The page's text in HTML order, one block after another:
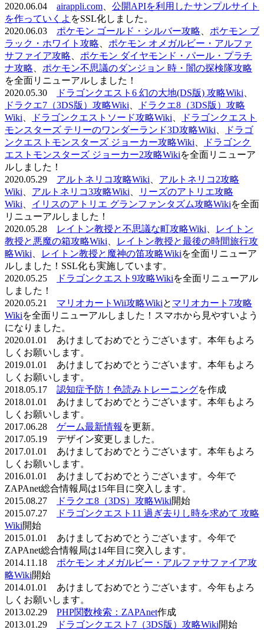
2020.06.04 airappli.com
公開APIを利用したサンプルサイト
を作っていくよ をSSL化しました。
2020.06.03 ポケモン ゴールド・シルバー攻略
ポケモン ブ
ラック・ホワイト攻略
ポケモン オメガルビー・アルファ
サファイア攻略
ポケモン ダイヤモンド・パール・プラチ
ナ攻略
ポケモン不思議のダンジョン 時・闇の探検隊攻略
を全面リニューアルしました！
2020.05.30
ドラゴンクエスト6 幻の大地(DS版) 攻略Wiki
ドラクエ7（3DS版）攻略Wiki
ドラクエ8（3DS版）攻略
Wiki
ドラゴンクエストソード攻略Wiki
ドラゴンクエスト
モンスターズ テリーのワンダーランド3D攻略Wiki
ドラゴ
ンクエストモンスターズ ジョーカー攻略Wiki
ドラゴンク
エストモンスターズ ジョーカー2攻略Wikiを全面リニューア
ルしました！
2020.05.29 アルトネリコ攻略Wiki
アルトネリコ2攻略
Wiki
アルトネリコ3攻略Wiki
リーズのアトリエ攻略
Wiki
イリスのアトリエ グランファンタズム攻略Wikiを全面
リニューアルしました！
2020.05.28
レイトン教授と不思議な町攻略Wiki
レイトン
教授と悪魔の箱攻略Wiki
レイトン教授と最後の時間旅行攻
略Wiki
レイトン教授と魔神の笛攻略Wikiを全面リニューア
ルしました！SSL化も実施しています。
2020.05.25
ドラゴンクエスト9攻略Wikiを全面リニューアル
しました！
2020.05.21 マリオカートWii攻略Wikiと マリオカート7攻略
Wikiを全面リニューアルしました！スマホから見やすいよう
になりました。
2020.01.01 あけましておめでとうございます。本年もよろ
しくお願いします。
2019.01.01 あけましておめでとうございます。本年もよろ
しくお願いします。
2018.05.17 認知症予防！色読みトレーニングを作成
2018.01.01 あけましておめでとうございます。本年もよろ
しくお願いします。
2017.06.28 ゲーム最新情報 を更新。
2017.05.19 デザイン変更しました。
2017.01.01 あけましておめでとうございます。本年もよろ
しくお願いします。
2016.01.01 あけましておめでとうございます。今年で
ZAPAnet総合情報局は15年目に突入します。
2015.08.27
ドラクエ8（3DS）攻略Wiki開始
2015.07.27
ドラゴンクエスト11 過ぎ去りし時を求めて 攻略
Wiki開始
2015.01.01 あけましておめでとうございます。今年で
ZAPAnet総合情報局は14年目に突入します。
2014.11.18 ポケモン オメガルビー・アルファサファイア攻
略Wiki開始
2014.01.01 あけましておめでとうございます。今年もよろ
しくお願いします。
2013.02.29 PHP関数検索：ZAPAnet作成
2013.01.29
ドラゴンクエスト7（3DS版）攻略Wiki開始